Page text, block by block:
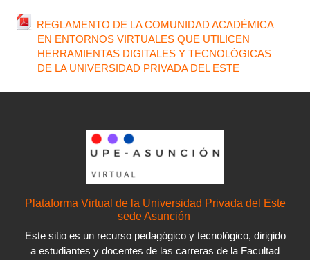
REGLAMENTO DE LA COMUNIDAD ACADÉMICA
EN ENTORNOS VIRTUALES QUE UTILICEN
HERRAMIENTAS DIGITALES Y TECNOLÓGICAS
DE LA UNIVERSIDAD PRIVADA DEL ESTE
Archivo
Plataforma Virtual de la Universidad Privada del Este
sede Asunción
Este sitio es un recurso pedagógico y tecnológico, dirigido
a estudiantes y docentes de las carreras de la Facultad